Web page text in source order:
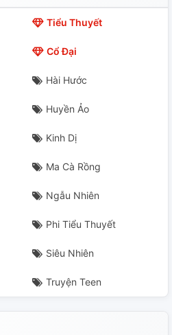
Tiểu Thuyết
Cổ Đại
Hài Hước
Huyền Ảo
Kinh Dị
Ma Cà Rồng
Ngẫu Nhiên
Phi Tiểu Thuyết
Siêu Nhiên
Truyện Teen